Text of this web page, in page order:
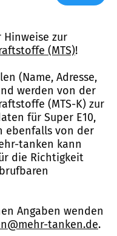
zur
(MTS)!
(Name, Adresse,
werden von der
(MTS-K) zur
für Super E10,
ebenfalls von der
tanken kann
die Richtigkeit
Angaben wenden
tanken.de.